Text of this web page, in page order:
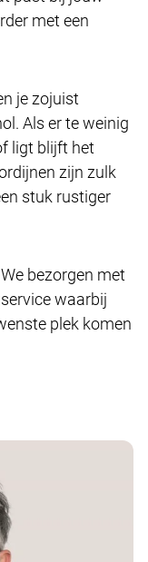
met een
je zojuist
Als er te weinig
ligt blijft het
zijn zulk
stuk rustiger
We bezorgen met
waarbij
plek komen